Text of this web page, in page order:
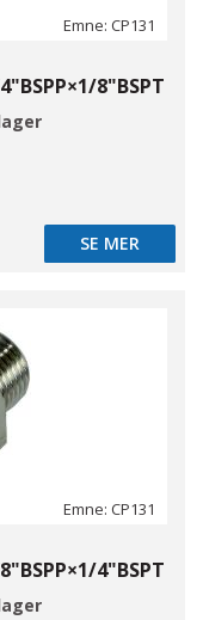
Emne: CP131
8"BSPT
SE MER
SE MER
Emne: CP131
4"BSPT